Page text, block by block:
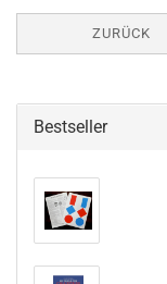
ZURÜCK
Bestseller